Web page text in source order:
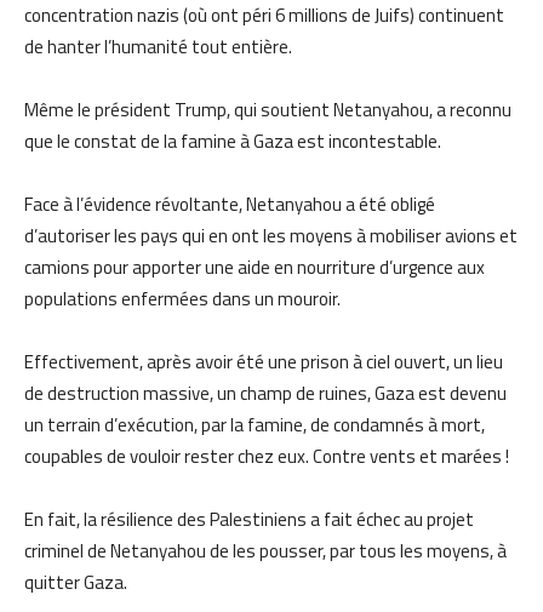
concentration nazis (où ont péri 6 millions de Juifs) continuent
de hanter l’humanité tout entière.
Même le président Trump, qui soutient Netanyahou, a reconnu
que le constat de la famine à Gaza est incontestable.
Face à l’évidence révoltante, Netanyahou a été obligé
d’autoriser les pays qui en ont les moyens à mobiliser avions et
camions pour apporter une aide en nourriture d’urgence aux
populations enfermées dans un mouroir.
Effectivement, après avoir été une prison à ciel ouvert, un lieu
de destruction massive, un champ de ruines, Gaza est devenu
un terrain d’exécution, par la famine, de condamnés à mort,
coupables de vouloir rester chez eux. Contre vents et marées !
En fait, la résilience des Palestiniens a fait échec au projet
criminel de Netanyahou de les pousser, par tous les moyens, à
quitter Gaza.